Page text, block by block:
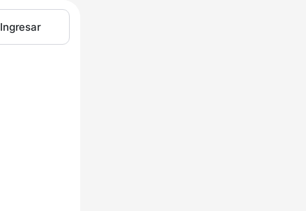
Ingresar